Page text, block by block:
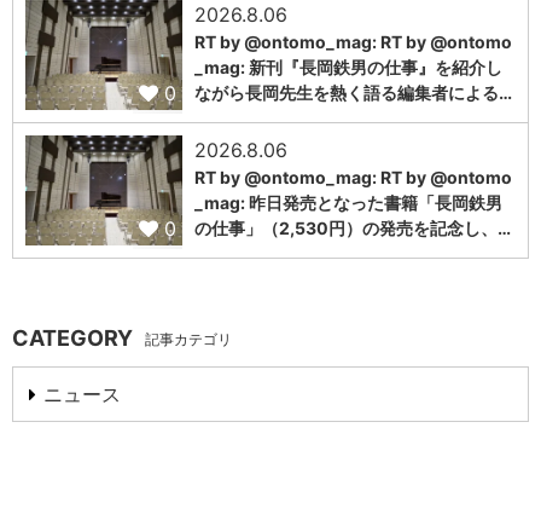
0
2026.8.06
RT by @ontomo_mag: RT by @ontomo
_mag: 新刊『長岡鉄男の仕事』を紹介し
ながら長岡先生を熱く語る編集者による…
0
2026.8.06
RT by @ontomo_mag: RT by @ontomo
_mag: 昨日発売となった書籍「長岡鉄男
の仕事」（2,530円）の発売を記念し、…
CATEGORY 記事カテゴリ
ニュース